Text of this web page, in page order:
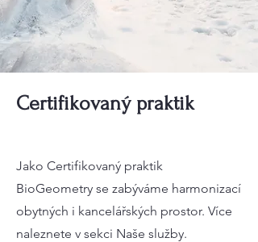
Certifikovaný praktik
Jako Certifikovaný praktik
BioGeometry se zabýváme harmonizací
obytných i kancelářských prostor. Více
naleznete v sekci Naše služby.